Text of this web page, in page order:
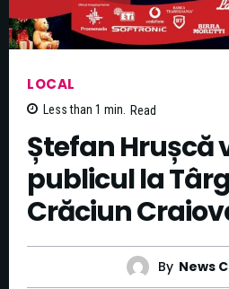
LOCAL
Less than 1 min. Read
Ștefan Hrușcă
publicul la
Crăciun
By News